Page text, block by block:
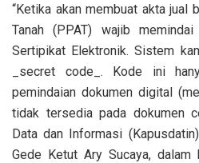
“Ketika akan membuat akta jual
Tanah (PPAT) wajib
Sertipikat Elektronik. Sistem
_secret code_. Kode ini
pemindaian dokumen digital
tidak tersedia pada dokumen
Data dan Informasi
Gede Ketut Ary Sucaya, dalam